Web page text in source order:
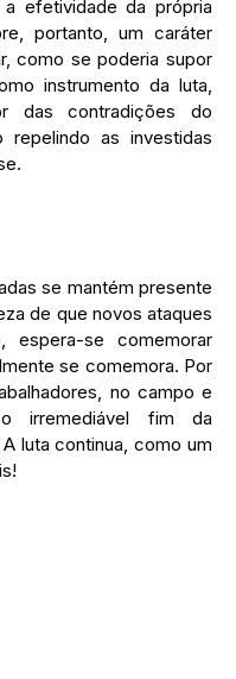
efetividade da própria
portanto, um caráter
como se poderia supor
instrumento da luta,
das contradições do
repelindo as investidas
se mantém presente
de que novos ataques
espera-se comemorar
se comemora. Por
no campo e
irremediável fim da
luta continua, como um